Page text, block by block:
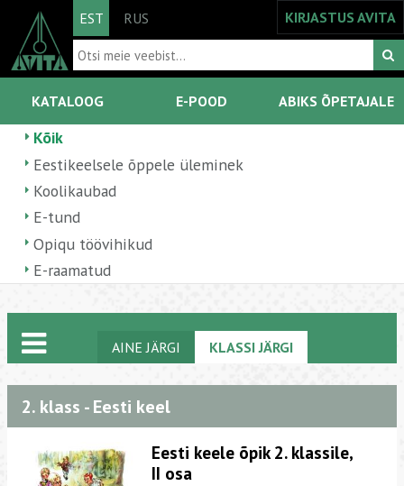
EST RUS KIRJASTUS AVITA
KATALOOG E-POOD ABIKS ÕPETAJALE
Kõik
Eestikeelsele õppele üleminek
Koolikaubad
E-tund
Opiqu töövihikud
E-raamatud
AINE JÄRGI KLASSI JÄRGI
2. klass - Eesti keel
Eesti keele õpik 2. klassile,
II osa